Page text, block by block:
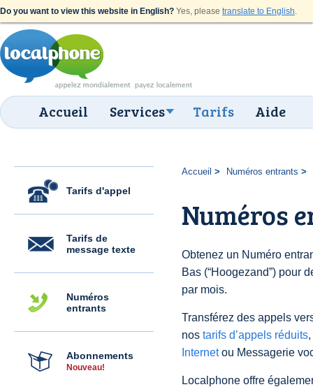
Do you want to view this website in English? Yes, please translate to English.
Accueil Services Tarifs Aide
Tarifs d'appel
Tarifs de
message texte
Numéros
entrants
Abonnements
Nouveau!
Accueil Numéros entrants
Numéros
Obtenez un Numéro
Bas (“Hoogezand”) pour
par mois.
Transférez des appels
nos tarifs d’appels réduits
Internetou Messagerie
Localphone offre